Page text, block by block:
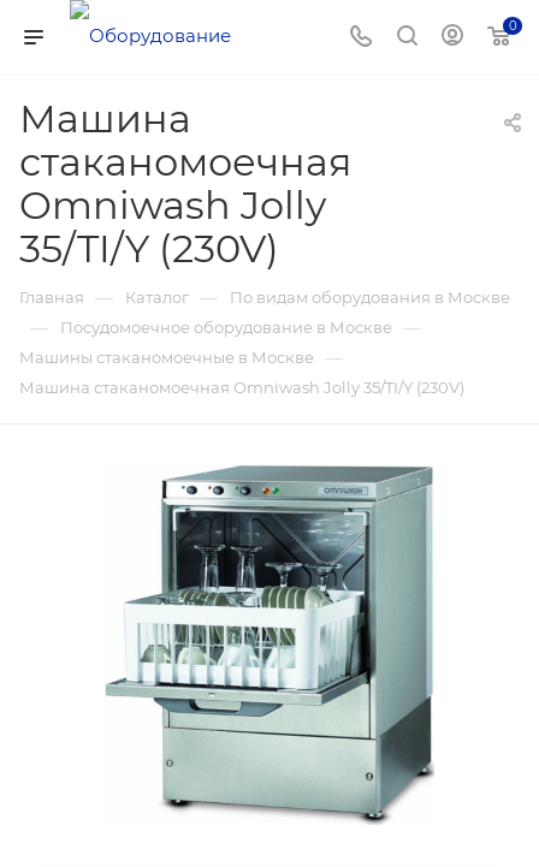
0
Машина
стаканомоечная
Omniwash Jolly
35/TI/Y (230V)
Главная — Каталог — По видам оборудования в Москве
— Посудомоечное оборудование в Москве —
Машины стаканомоечные в Москве —
Машина стаканомоечная Omniwash Jolly 35/TI/Y (230V)